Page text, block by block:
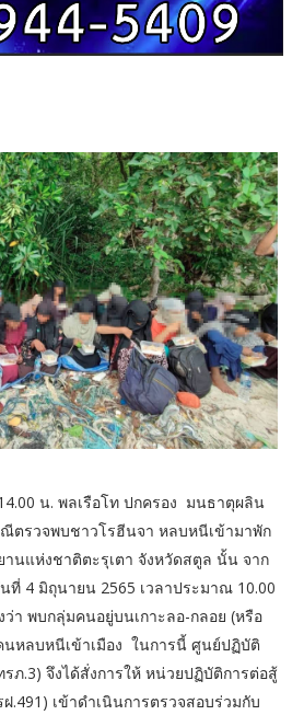
น. พลเรือโท ปกครอง มนธาตุผลิน
ตรวจพบชาวโรฮีนจา หลบหนีเข้ามาพัก
านแห่งชาติตะรุเตา จังหวัดสตูล นั้น จาก
ที่ 4 มิถุนายน 2565 เวลาประมาณ 10.00
า พบกลุ่มคนอยู่บนเกาะลอ-กลอย (หรือ
นหลบหนีเข้าเมือง ในการนี้ ศูนย์ปฏิบัติ
รภ.3) จึงได้สั่งการให้ หน่วยปฏิบัติการต่อสู้
.491) เข้าดำเนินการตรวจสอบร่วมกับ